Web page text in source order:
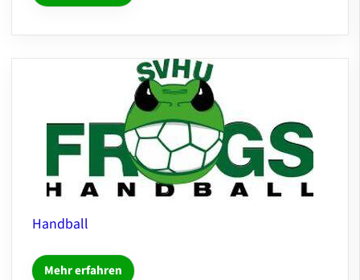
Handball
Mehr erfahren